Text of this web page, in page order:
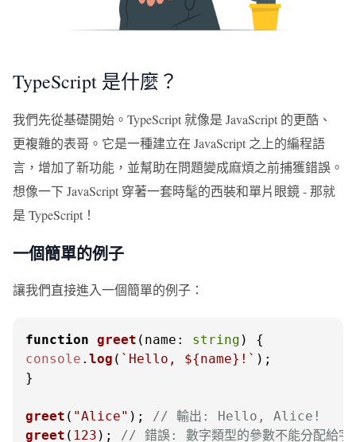
TypeScript 是什麼？
我們先從基礎開始。TypeScript 就像是 JavaScript 的更酷、
更複雜的表哥。它是一種建立在 JavaScript 之上的編程語
言，增加了新功能，並幫助在問題變成麻煩之前捕獲錯誤。
想像一下 JavaScript 穿著一套時髦的西裝和單片眼鏡 - 那就
是 TypeScript！
一個簡單的例子
讓我們直接進入一個簡單的例子：
function greet ( name: string
console . log ( `Hello, ${name} !` );
}
greet ( "Alice" ); // 輸出: Hello, Alice!
greet ( 123 ); // 錯誤: 數字類型的參數不能分配給字